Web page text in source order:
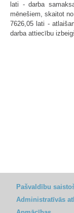
lati - darba
mēnešiem, skaitot
7626,05 lati -
darba attiecību
Pašvaldību
Administratīvās